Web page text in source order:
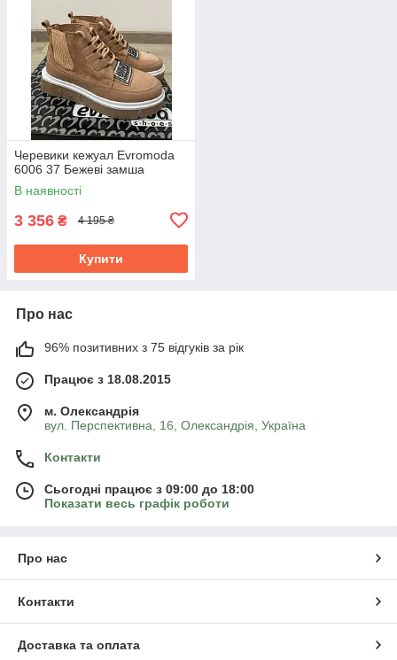
Черевики кежуал Evromoda
6006 37 Бежеві замша
В наявності
3 356 ₴ 4 195 ₴
Купити
Про нас
96% позитивних з 75 відгуків за рік
Працює з 18.08.2015
м. Олександрія
вул. Перспективна, 16, Олександрія, Україна
Контакти
Сьогодні працює з 09:00 до 18:00
Показати весь графік роботи
Про нас
Контакти
Доставка та оплата